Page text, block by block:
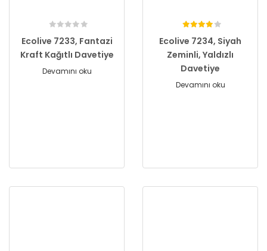
Ecolive 7233, Fantazi
Kraft Kağıtlı Davetiye
Devamını oku
Ecolive 7234, Siyah
Zeminli, Yaldızlı
Davetiye
Devamını oku